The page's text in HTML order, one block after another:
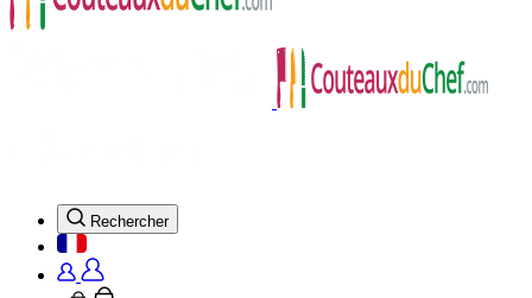
Rechercher